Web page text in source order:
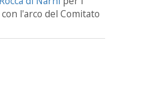
l'arco del Comitato